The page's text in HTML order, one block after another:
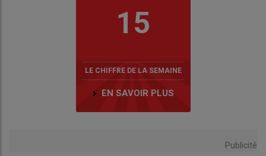
15
LE CHIFFRE DE LA SEMAINE
EN SAVOIR PLUS
Publicité